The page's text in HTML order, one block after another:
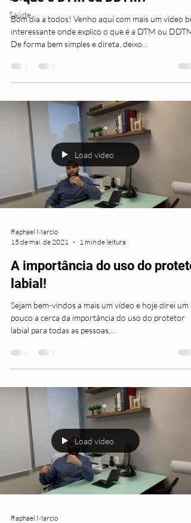
Saúde
Bom dia a todos! Venho aqui com mais um vídeo
interessante onde explico o que é a DTM ou DDTM.
De forma bem simples e direta, deixo...
Load video
Raphael Marcio
15 de mai. de 2021
1 min de leitura
A importância do uso do
labial!
Sejam bem-vindos a mais um vídeo e hoje direi um
pouco a cerca da importância do uso do protetor
labial para todas as pessoas,...
Load video
Raphael Marcio